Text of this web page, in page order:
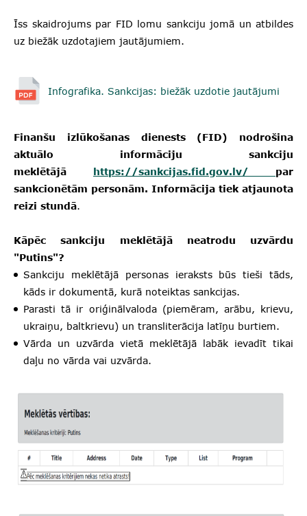
Īss skaidrojums par FID lomu sankciju jomā un atbildes
uz biežāk uzdotajiem jautājumiem.
Infografika. Sankcijas: biežāk uzdotie jautājumi
Finanšu izlūkošanas dienests (FID) nodrošina
aktuālo informāciju sankciju
meklētājā https://sankcijas.fid.gov.lv/
par
sankcionētām personām. Informācija tiek atjaunota
reizi stundā.
Kāpēc sankciju meklētājā neatrodu uzvārdu
"Putins"?
Sankciju meklētājā personas ieraksts būs tieši tāds,
kāds ir dokumentā, kurā noteiktas sankcijas.
Parasti tā ir oriģinālvaloda (piemēram, arābu, krievu,
ukraiņu, baltkrievu) un transliterācija latīņu burtiem.
Vārda un uzvārda vietā meklētājā labāk ievadīt tikai
daļu no vārda vai uzvārda.